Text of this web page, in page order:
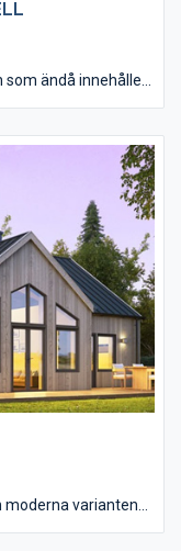
ändå innehåller
Materialvalen
Den smarta
kan önska sig.
kök och matplats
Välj att öppna
för att få
har tre väl tilltagna
moderna varianten